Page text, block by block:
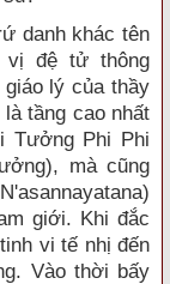
danh khác tên
vị đệ tử thông
giáo lý của thầy
tầng cao nhất
Tưởng Phi Phi
mà cũng
giới. Khi đắc
vi tế nhị đến
Vào thời bấy